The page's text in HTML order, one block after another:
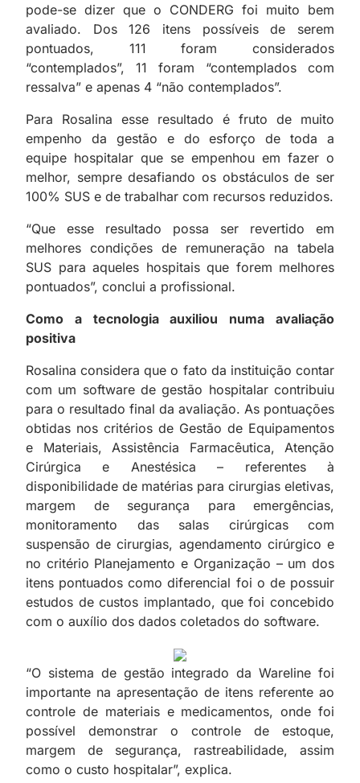
pode-se dizer que o CONDERG foi muito bem
avaliado. Dos 126 itens possíveis de serem
pontuados, 111 foram considerados
“contemplados”, 11 foram “contemplados com
ressalva” e apenas 4 “não contemplados”.
Para Rosalina esse resultado é fruto de muito
empenho da gestão e do esforço de toda a
equipe hospitalar que se empenhou em fazer o
melhor, sempre desafiando os obstáculos de ser
100% SUS e de trabalhar com recursos reduzidos.
“Que esse resultado possa ser revertido em
melhores condições de remuneração na tabela
SUS para aqueles hospitais que forem melhores
pontuados”, conclui a profissional.
Como a tecnologia auxiliou numa avaliação
positiva
Rosalina considera que o fato da instituição contar
com um software de gestão hospitalar contribuiu
para o resultado final da avaliação. As pontuações
obtidas nos critérios de Gestão de Equipamentos
e Materiais, Assistência Farmacêutica, Atenção
Cirúrgica e Anestésica – referentes à
disponibilidade de matérias para cirurgias eletivas,
margem de segurança para emergências,
monitoramento das salas cirúrgicas com
suspensão de cirurgias, agendamento cirúrgico e
no critério Planejamento e Organização – um dos
itens pontuados como diferencial foi o de possuir
estudos de custos implantado, que foi concebido
com o auxílio dos dados coletados do software.
“O sistema de gestão integrado da Wareline foi
importante na apresentação de itens referente ao
controle de materiais e medicamentos, onde foi
possível demonstrar o controle de estoque,
margem de segurança, rastreabilidade, assim
como o custo hospitalar”, explica.